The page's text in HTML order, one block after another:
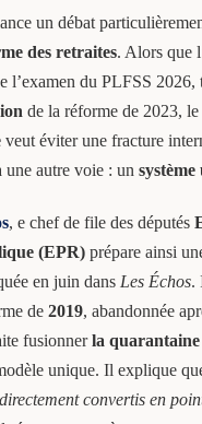
un débat
des retraites. Alors que
l’examen du PLFSS
de la réforme de 2023, le
veut éviter une fracture
autre voie : un
, e chef de file des députés
(EPR)prépare ainsi
en juin dans Les Échos.
de 2019, abandonnée
fusionnerla quarantaine
unique. Il explique
convertis en